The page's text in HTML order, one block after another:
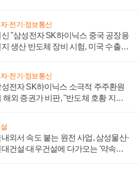
·전기·정보통신
신 "삼성전자 SK하이닉스 중국 공장용
생산 반도체 장비 시험, 미국 수출통
·전기·정보통신
성전자 SK하이닉스 소극적 주주환원
해외 증권가 비판, "반도체 호황 지속
외서 속도 붙는 원전 사업, 삼성물산·
건설·대우건설에 다가오는 '약속의